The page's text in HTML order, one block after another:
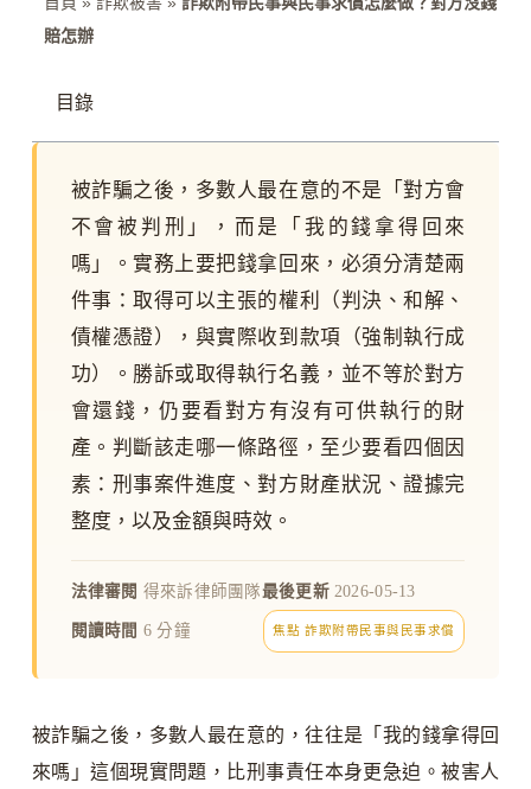
賠怎辦
目錄
被詐騙之後，多數人最在意的不是「對方會
不會被判刑」，而是「我的錢拿得回來
嗎」。實務上要把錢拿回來，必須分清楚兩
件事：取得可以主張的權利（判決、和解、
債權憑證），與實際收到款項（強制執行成
功）。勝訴或取得執行名義，並不等於對方
會還錢，仍要看對方有沒有可供執行的財
產。判斷該走哪一條路徑，至少要看四個因
素：刑事案件進度、對方財產狀況、證據完
整度，以及金額與時效。
法律審閱 得來訴律師團隊最後更新 2026-05-13
閱讀時間 6 分鐘 焦點 詐欺附帶民事與民事求償
被詐騙之後，多數人最在意的，往往是「我的錢拿得回
來嗎」這個現實問題，比刑事責任本身更急迫。被害人